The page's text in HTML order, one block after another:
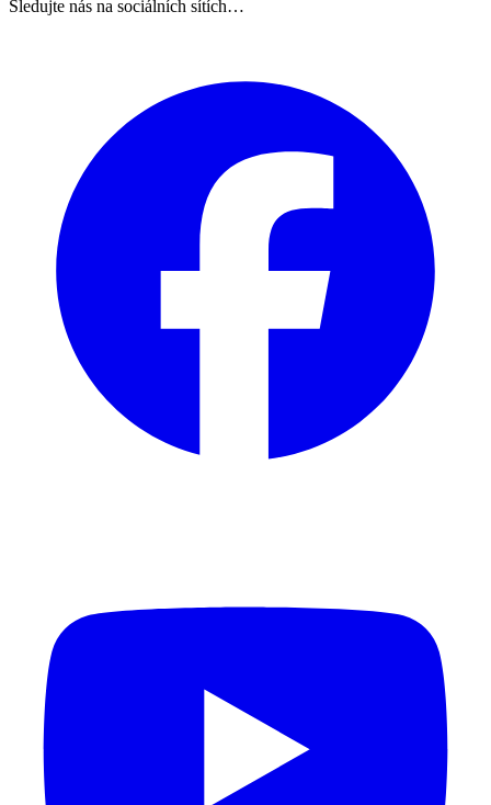
Sledujte nás na sociálních sítích…